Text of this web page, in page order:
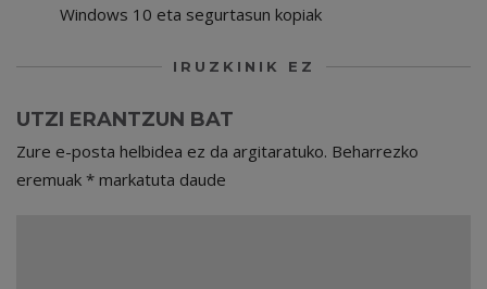
Windows 10 eta segurtasun kopiak
IRUZKINIK EZ
UTZI ERANTZUN BAT
Zure e-posta helbidea ez da argitaratuko. Beharrezko
eremuak * markatuta daude